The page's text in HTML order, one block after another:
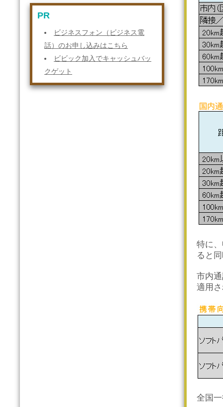
PR
ビジネスフォン（ビジネス電
話）のお申し込みはこちら
ビビック加入でキャッシュバッ
クゲット
特に
ると
市内
適用
全国